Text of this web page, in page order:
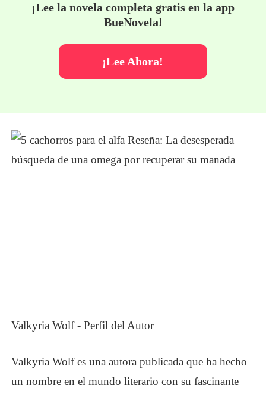
¡Lee la novela completa gratis en la app
BueNovela!
¡Lee Ahora!
Valkyria Wolf - Perfil del Autor
Valkyria Wolf es una autora publicada que ha hecho
un nombre en el mundo literario con su fascinante